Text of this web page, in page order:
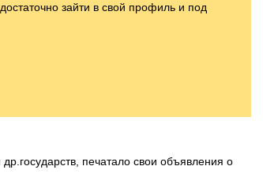
достаточно зайти в свой профиль и под